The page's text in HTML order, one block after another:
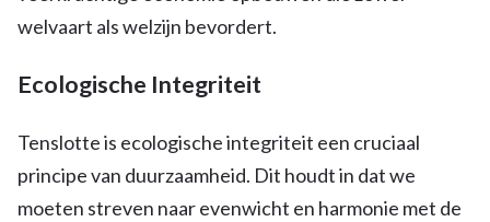
welvaart als welzijn bevordert.
Ecologische Integriteit
Tenslotte is ecologische integriteit een cruciaal
principe van duurzaamheid. Dit houdt in dat we
moeten streven naar evenwicht en harmonie met de